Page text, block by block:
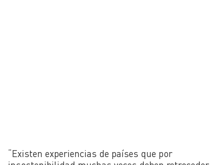
“Existen experiencias de países que por